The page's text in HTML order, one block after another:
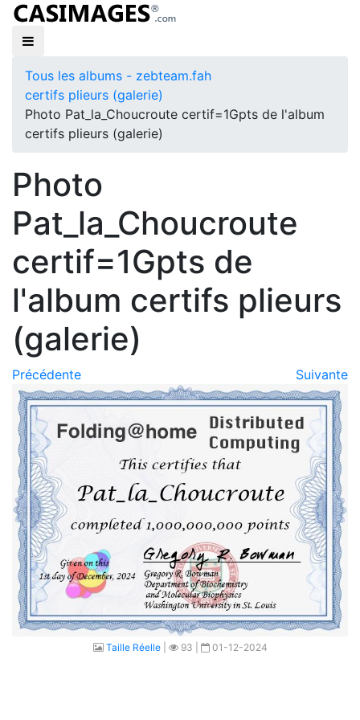
Tous les albums - zebteam.fah
certifs plieurs (galerie)
Photo Pat_la_Choucroute certif=1Gpts de l'album
certifs plieurs (galerie)
Photo
Pat_la_Choucroute
certif=1Gpts de
l'album certifs plieurs
(galerie)
Précédente Suivante
Taille Réelle| 93 | 01-12-2024